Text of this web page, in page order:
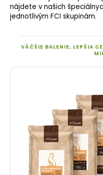
nájdete v našich
jednotlivým FCI skupinám.